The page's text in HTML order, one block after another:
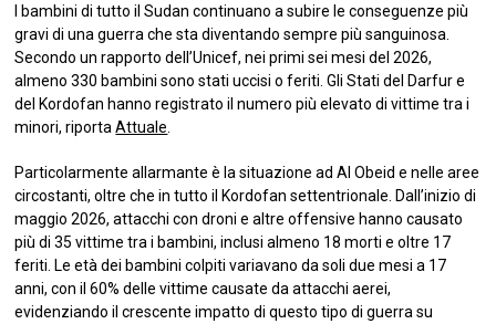
I bambini di tutto il Sudan continuano a subire le conseguenze più
gravi di una guerra che sta diventando sempre più sanguinosa.
Secondo un rapporto dell’Unicef, nei primi sei mesi del 2026,
almeno 330 bambini sono stati uccisi o feriti. Gli Stati del Darfur e
del Kordofan hanno registrato il numero più elevato di vittime tra i
minori, riportaAttuale
Particolarmente allarmante è la situazione ad Al Obeid e nelle aree
circostanti, oltre che in tutto il Kordofan settentrionale. Dall’inizio di
maggio 2026, attacchi con droni e altre offensive hanno causato
più di 35 vittime tra i bambini, inclusi almeno 18 morti e oltre 17
feriti. Le età dei bambini colpiti variavano da soli due mesi a 17
anni, con il 60% delle vittime causate da attacchi aerei,
evidenziando il crescente impatto di questo tipo di guerra su